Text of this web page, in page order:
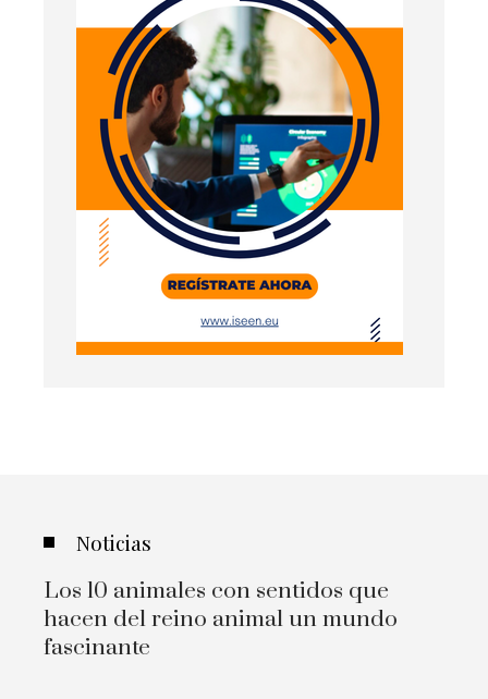
Noticias
Los 10 animales con sentidos que
hacen del reino animal un mundo
fascinante